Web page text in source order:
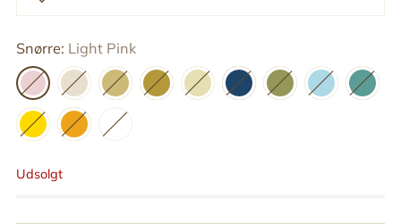
Snørre: Light Pink
Udsolgt